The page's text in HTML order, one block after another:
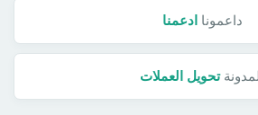
داعمونا ادعمنا
تحويل العملات